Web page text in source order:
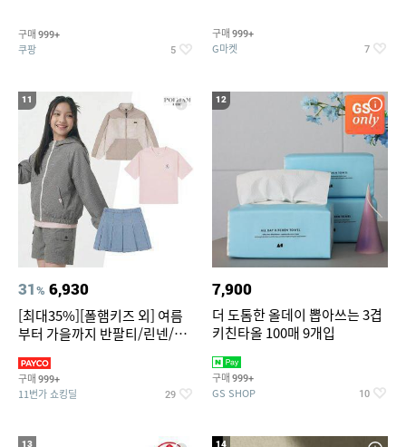
구매 999+
쿠팡 5
구매 999+
G마켓 7
11
31% 6,930
[최대35%][폴햄키즈 외] 여름
부터 가을까지 반팔티/린넨/맨
구매 999+
11번가 쇼킹딜 29
12
7,900
더 도톰한 올데이 뽑아쓰는 3겹
키친타올 100매 9개입
구매 999+
GS SHOP 10
13 14